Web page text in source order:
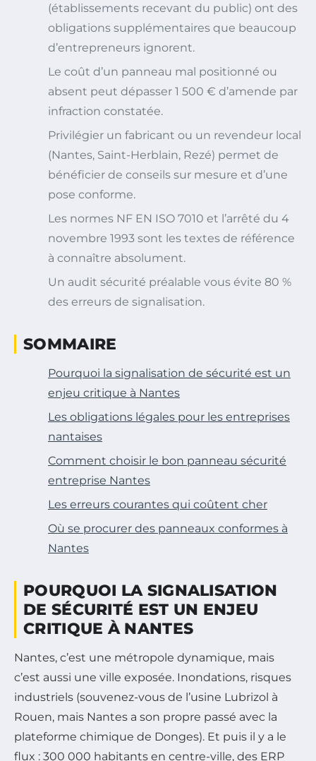
(établissements recevant du public) ont des
obligations supplémentaires que beaucoup
d’entrepreneurs ignorent.
Le coût d’un panneau mal positionné ou
absent peut dépasser 1 500 € d’amende par
infraction constatée.
Privilégier un fabricant ou un revendeur local
(Nantes, Saint-Herblain, Rezé) permet de
bénéficier de conseils sur mesure et d’une
pose conforme.
Les normes NF EN ISO 7010 et l’arrêté du 4
novembre 1993 sont les textes de référence
à connaître absolument.
Un audit sécurité préalable vous évite 80 %
des erreurs de signalisation.
SOMMAIRE
Pourquoi la signalisation de sécurité est un
enjeu critique à Nantes
Les obligations légales pour les entreprises
nantaises
Comment choisir le bon panneau sécurité
entreprise Nantes
Les erreurs courantes qui coûtent cher
Où se procurer des panneaux conformes à
Nantes
POURQUOI LA SIGNALISATION
DE SÉCURITÉ EST UN ENJEU
CRITIQUE À NANTES
Nantes, c’est une métropole dynamique, mais
c’est aussi une ville exposée. Inondations, risques
industriels (souvenez-vous de l’usine Lubrizol à
Rouen, mais Nantes a son propre passé avec la
plateforme chimique de Donges). Et puis il y a le
flux : 300 000 habitants en centre-ville, des ERP